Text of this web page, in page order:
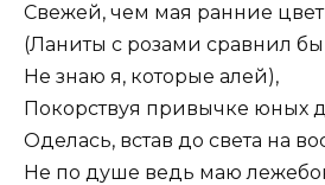
Свежей, чем мая ранние
(Ланиты с розами сравнил бы
Не знаю я, которые алей),
Покорствуя привычке юных
Оделась, встав до света на
Не по душе ведь маю